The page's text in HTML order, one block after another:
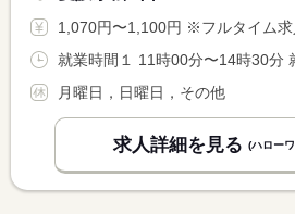
1,070円〜1,100円 ※フルタイム求人の場合は月額（換算額）、パー
月曜日，日曜日，その他
求人詳細を見る (ハロー